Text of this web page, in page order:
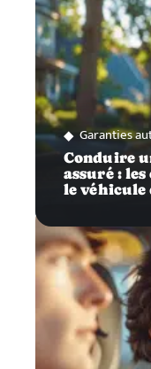
Garanties
Conduire
assuré :
le véhicule